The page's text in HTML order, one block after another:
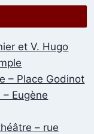
et V. Hugo
– Place Godinot
Eugène
– rue